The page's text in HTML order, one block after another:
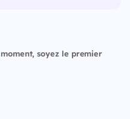
soyez le premier